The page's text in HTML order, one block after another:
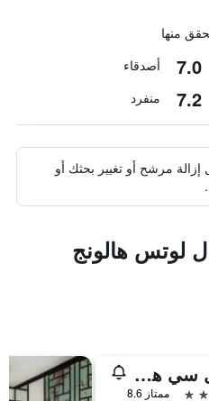
7.0 أصدقاء
7.2 منفرد
إزالة مرشح أو تغيير بحثك أو
لوتس هالونج
إف إل سي هالونج باي جولف كلوب آند لاكشري ريزورت
ممتاز 8.6